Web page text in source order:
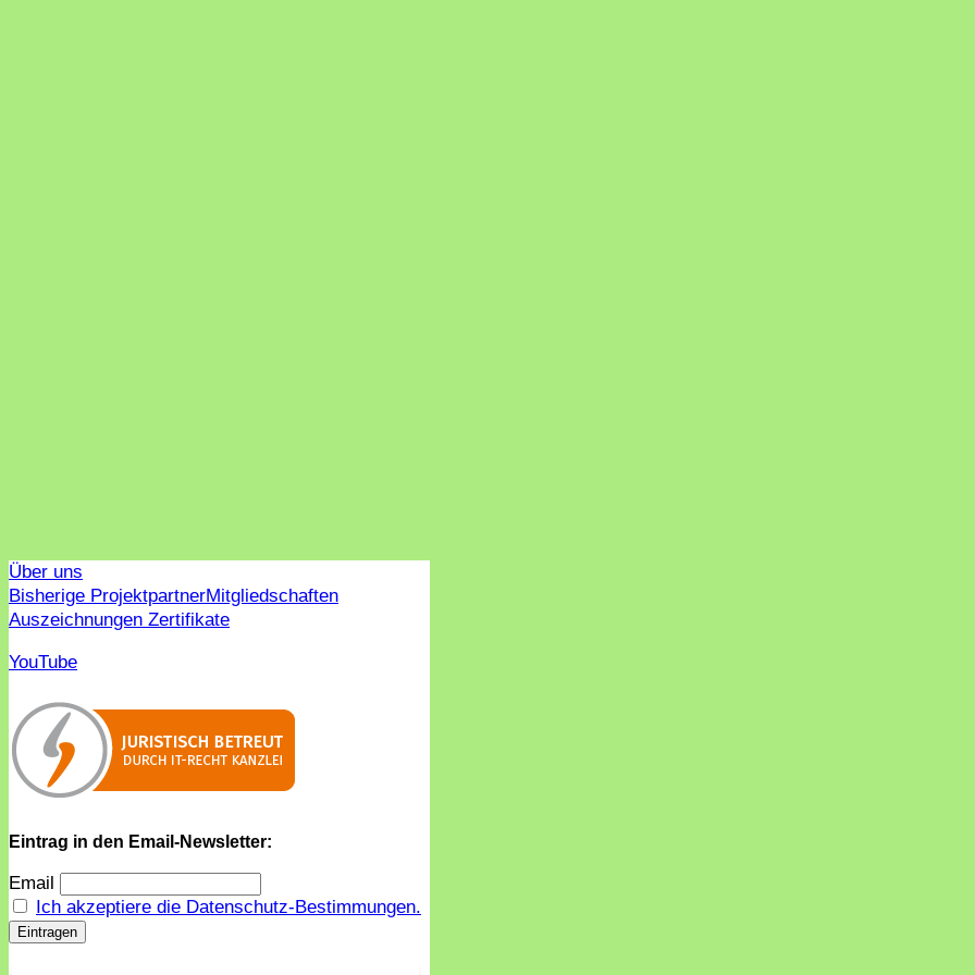
Über uns
Bisherige ProjektpartnerMitgliedschaften
Auszeichnungen Zertifikate
YouTube
Eintrag in den Email-Newsletter:
Email
Ich akzeptiere die Datenschutz-Bestimmungen.